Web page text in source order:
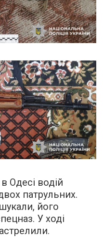
Одесі водій
патрульних.
його
У ході